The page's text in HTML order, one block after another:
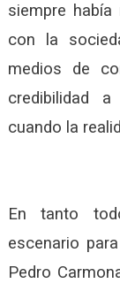
siempre
con la
medios de
credibilidad
cuando la
En tanto
escenario
Pedro